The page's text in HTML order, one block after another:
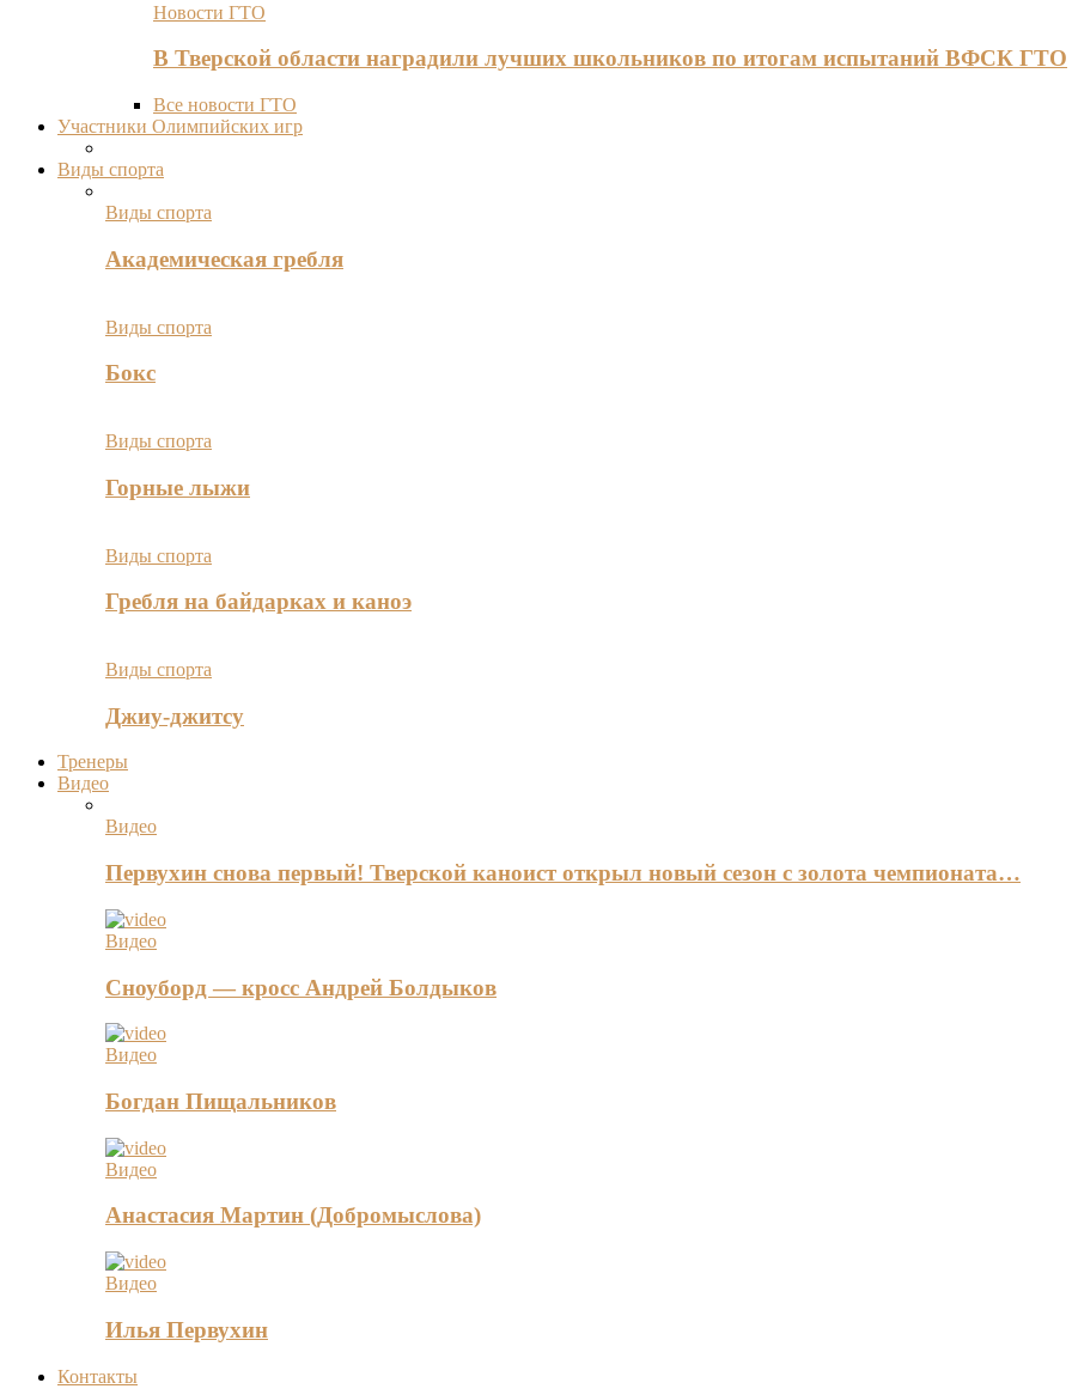
Новости ГТО
В Тверской области наградили лучших школьников по итогам испытаний ВФСК ГТО
Все новости ГТО
Участники Олимпийских игр
Виды спорта
Виды спорта
Академическая гребля
Виды спорта
Бокс
Виды спорта
Горные лыжи
Виды спорта
Гребля на байдарках и каноэ
Виды спорта
Джиу-джитсу
Тренеры
Видео
Видео
Первухин снова первый! Тверской каноист открыл новый сезон с золота чемпионата…
Видео
Сноуборд — кросс Андрей Болдыков
Видео
Богдан Пищальников
Видео
Анастасия Мартин (Добромыслова)
Видео
Илья Первухин
Контакты